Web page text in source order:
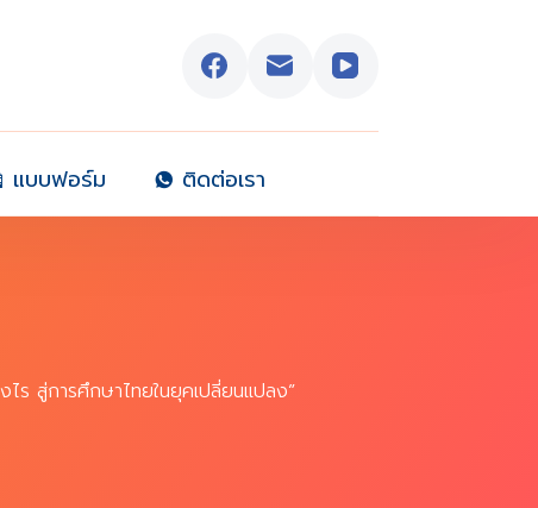
แบบฟอร์ม ติดต่อเรา
ร สู่การศึกษาไทยในยุคเปลี่ยนแปลง”